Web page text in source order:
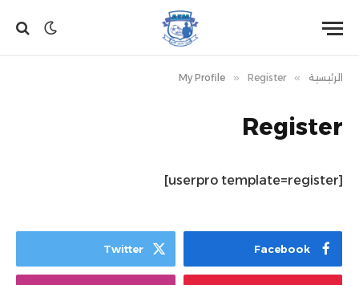
الرئيسية »
My Profile » Register
Register
[userpro template=register]
Facebook
Twitter